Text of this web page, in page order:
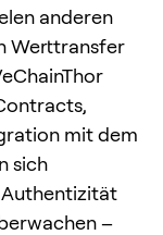
anderen
Werttransfer
mit dem
sich
–